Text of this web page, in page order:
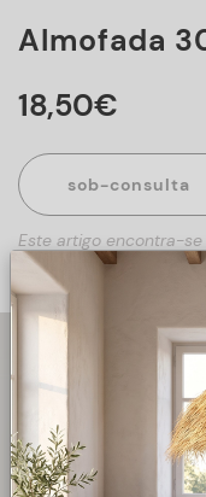
Almofada
18,50€
sob-consulta
Este artigo encontra-
sobre o artigo,